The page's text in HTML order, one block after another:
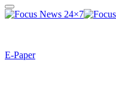
E-Paper